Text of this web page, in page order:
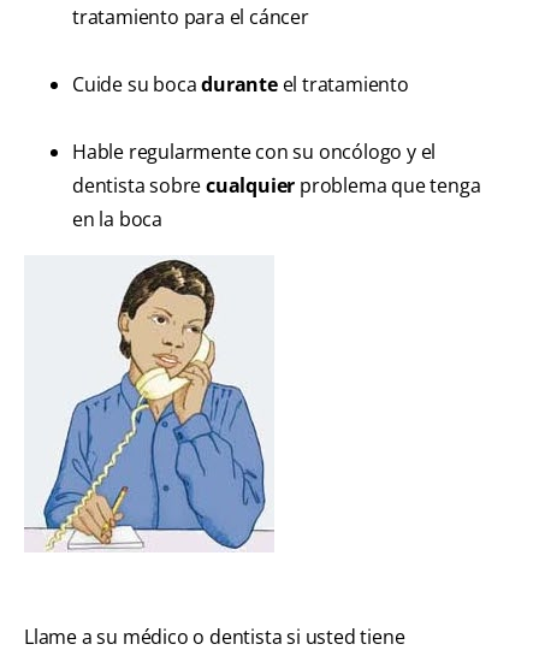
tratamiento para el cáncer
Cuide su bocaduranteel tratamiento
Hable regularmente con su oncólogo y el
dentista sobrecualquier problema que tenga
en la boca
Llame a su médico o dentista si usted tiene